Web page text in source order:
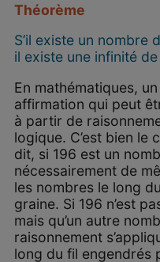
Théorème
S’il existe un nombre
il existe une infinité
En mathématiques,
affirmation qui peut
à partir de
logique. C’est bien le
dit, si 196 est un
nécessairement de
les nombres le long
graine. Si 196 n’est
mais qu’un autre
raisonnement
long du fil engendrés